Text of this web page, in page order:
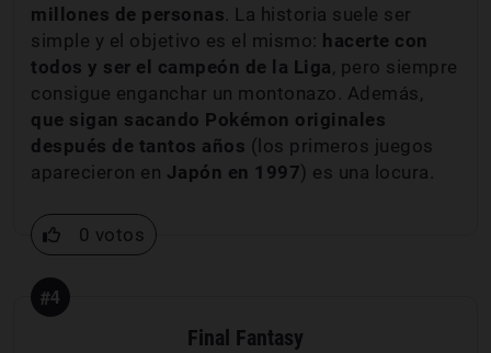
millones de personas . La historia suele ser
simple y el objetivo es el mismo: hacerte con
todos y ser el campeón de la Liga, pero siempre
consigue enganchar un montonazo. Además,
que sigan sacando Pokémon originales
después de tantos años (los primeros juegos
aparecieron en Japón en 1997) es una locura.
0 votos
#4
Final Fantasy